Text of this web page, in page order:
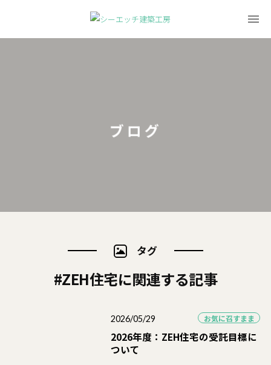
ブログ
タグ
#ZEH住宅に関連する記事
2026/05/29
2026年度：ZEH住宅の受託目標に
ついて
お気に召すまま